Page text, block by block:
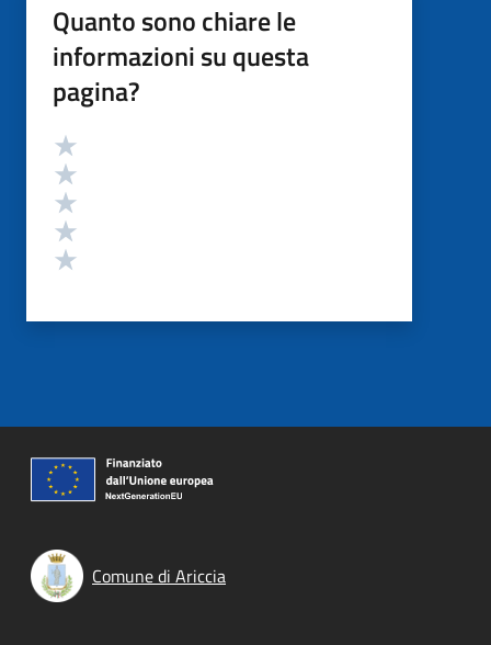
Quanto sono chiare le
informazioni su questa
pagina?
Valutazione
Comune di Ariccia